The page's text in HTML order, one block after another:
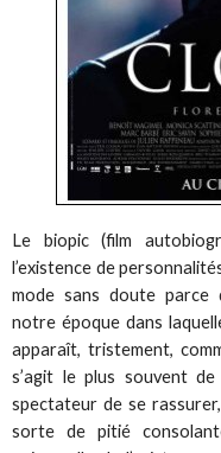
Le biopic (film
l’existence de
mode sans doute parce
notre époque dans
apparaît, tristement,
s’agit le plus souvent
spectateur de se
sorte de pitié